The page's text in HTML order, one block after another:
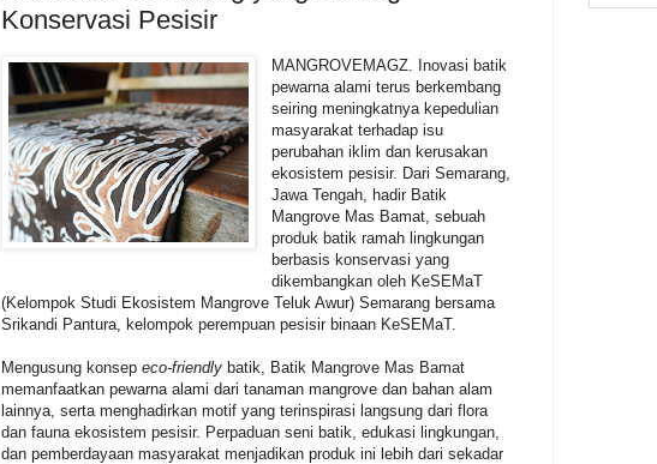
Konservasi Pesisir
MANGROVEMAGZ. Inovasi batik
pewarna alami terus berkembang
seiring meningkatnya kepedulian
masyarakat terhadap isu
perubahan iklim dan kerusakan
ekosistem pesisir. Dari Semarang,
Jawa Tengah, hadir Batik
Mangrove Mas Bamat, sebuah
produk batik ramah lingkungan
berbasis konservasi yang
dikembangkan oleh KeSEMaT
(Kelompok Studi Ekosistem Mangrove Teluk Awur) Semarang bersama
Srikandi Pantura, kelompok perempuan pesisir binaan KeSEMaT.
Mengusung konsep eco-friendly batik, Batik Mangrove Mas Bamat
memanfaatkan pewarna alami dari tanaman mangrove dan bahan alam
lainnya, serta menghadirkan motif yang terinspirasi langsung dari flora
dan fauna ekosistem pesisir. Perpaduan seni batik, edukasi lingkungan,
dan pemberdayaan masyarakat menjadikan produk ini lebih dari sekadar